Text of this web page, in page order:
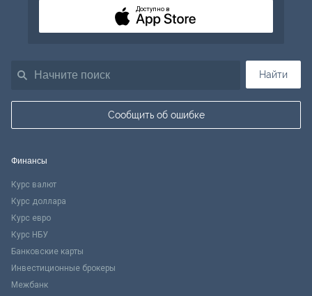
Найти
Сообщить об ошибке
Доступно в
Финансы
Курс валют
Курс доллара
Курс евро
Курс НБУ
Банковские карты
Инвестиционные брокеры
Межбанк